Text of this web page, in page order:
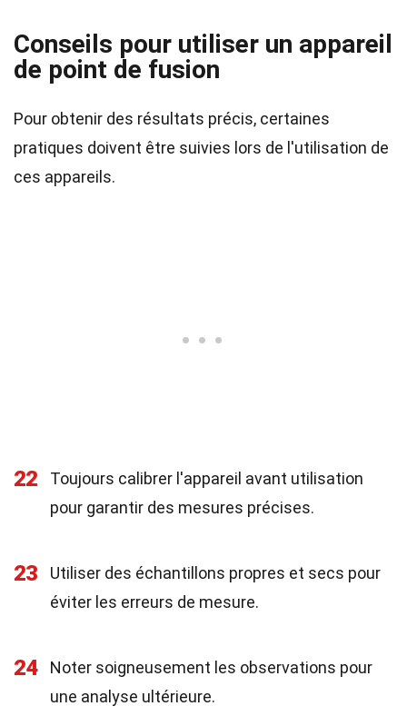
Conseils pour utiliser un appareil
de point de fusion
Pour obtenir des résultats précis, certaines
pratiques doivent être suivies lors de l'utilisation de
ces appareils.
22
Toujours calibrer l'appareil avant utilisation
pour garantir des mesures précises.
23
Utiliser des échantillons propres et secs pour
éviter les erreurs de mesure.
24
Noter soigneusement les observations pour
une analyse ultérieure.